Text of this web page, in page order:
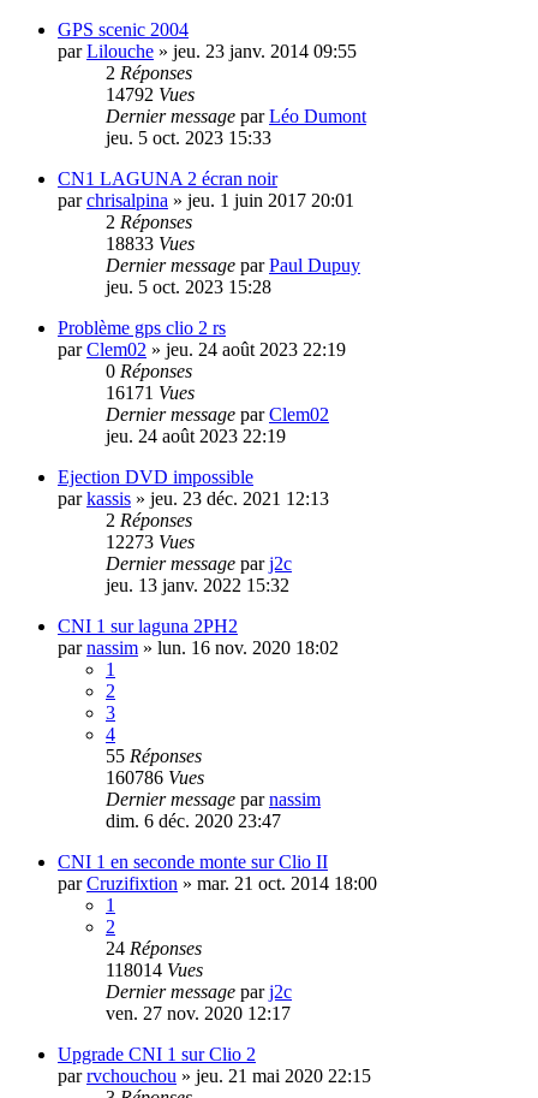
GPS scenic 2004
parLilouche » jeu. 23 janv. 2014 09:55
2 Réponses
14792 Vues
Dernier message parLéo Dumont
jeu. 5 oct. 2023 15:33
CN1 LAGUNA 2 écran noir
parchrisalpina » jeu. 1 juin 2017 20:01
2 Réponses
18833 Vues
Dernier message parPaul Dupuy
jeu. 5 oct. 2023 15:28
Problème gps clio 2 rs
parClem02 » jeu. 24 août 2023 22:19
0 Réponses
16171 Vues
Dernier message parClem02
jeu. 24 août 2023 22:19
Ejection DVD impossible
parkassis » jeu. 23 déc. 2021 12:13
2 Réponses
12273 Vues
Dernier message parj2c
jeu. 13 janv. 2022 15:32
CNI 1 sur laguna 2PH2
parnassim » lun. 16 nov. 2020 18:02
1
2
3
4
55 Réponses
160786 Vues
Dernier message parnassim
dim. 6 déc. 2020 23:47
CNI 1 en seconde monte sur Clio II
parCruzifixtion » mar. 21 oct. 2014 18:00
1
2
24 Réponses
118014 Vues
Dernier message parj2c
ven. 27 nov. 2020 12:17
Upgrade CNI 1 sur Clio 2
parrvchouchou » jeu. 21 mai 2020 22:15